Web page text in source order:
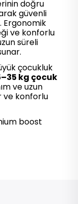
doğru
güvenli
Ergonomik
ve konforlu
süreli
çocukluk
kg çocuk
ve uzun
ve konforlu
boost